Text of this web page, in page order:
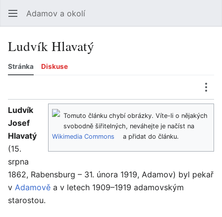
Adamov a okolí
Ludvík Hlavatý
Stránka Diskuse
Zobrazit zdrojVíce
Tomuto článku chybí obrázky. Víte-li o nějakých
svobodně šiřitelných, neváhejte je načíst na
Wikimedia Commons
a přidat do článku.
Ludvík
Josef
Hlavatý
(15.
srpna
1862, Rabensburg – 31. února 1919, Adamov) byl pekař
v Adamově a v letech 1909–1919 adamovským
starostou.